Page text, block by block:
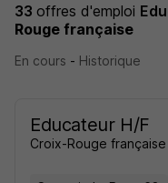
33 offres d'emploi
Rouge française
En cours - Historique
Educateur H/F
Croix-Rouge française